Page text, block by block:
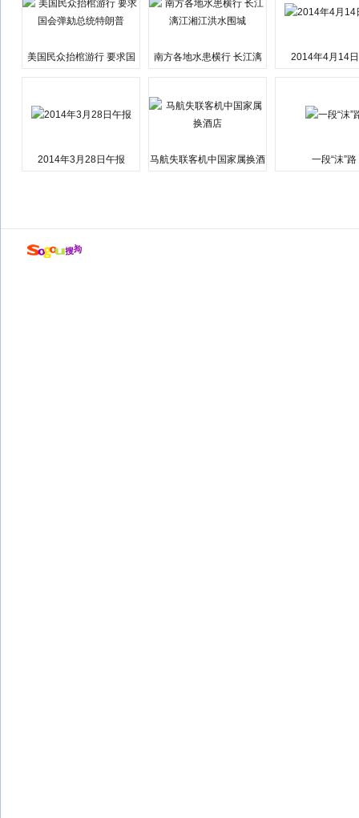
美国民众抬棺游行 要求国
南方各地水患横行 长江漓
2014年4月14
2014年3月28日午报
马航失联客机中国家属换酒
一段“沫”路